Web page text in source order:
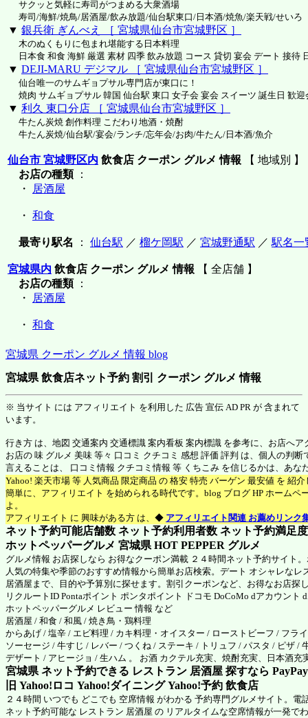
サクッと気軽に寿司がつまめる大衆酒場
寿司/海鮮/焼鳥/居酒屋/飲み放題/仙台駅東口/日本酒/焼魚/楽天戦/せいろ
▼ 銀兵衛 ぎんべえ ［ 宮城県仙台市宮城野区 ］
木のぬくもりに包まれ堪能する日本料理
日本食 和食 海鮮 厳選 素材 四季 飲み放題 コース 貸切 宴会 デート 接待
▼ DEJI-MARU デジマル ［ 宮城県仙台市宮城野区 ］
仙台唯一のサムギョプサル専門店が東口に！
焼肉 サムギョプサル 韓国 仙台駅 東口 女子会 宴会 スイーツ 誕生日 歓迎
▼ 利久 東口分店 ［ 宮城県仙台市宮城野区 ］
牛たん炭焼 創作料理 こだわり地酒・焼酎
牛たん炭焼/仙台駅/宴会/ランチ/忘年会/お肉/牛たん/日本酒/魚介
仙台市 宮城野区内 飲食店 クーポン グルメ 情報 【 地域別 】
お店の種類：
・
居酒屋
・ 和食
最寄り駅名 ： 仙台駅 ／ 榴ケ岡駅 ／ 宮城野通駅 ／ 駅名一
宮城県内 飲食店 クーポン グルメ 情報 【 全店舗 】
お店の種類：
・
居酒屋
・ 和食
宮城県 クーポン グルメ 情報 blog
宮城県 飲食店ネット予約 割引 クーポン グルメ 情報
※ 当サイト には アフィリエイト を利用した 広告 宣伝 AD PR が 含まれて
います。
行き方 は、地図 交通案内 交通標識 案内看板 案内標識 を参考に、お店へア
お店の 味 グルメ 美味 等々 口コミ クチコミ 感想 評価 評判 は、個人の判断
言えることは、 口コミ情報 クチコミ情報 等 くちこみ を信じるかは、あな
Yahoo! 楽天市場 等 人気商品 限定商品 の 格安 特売 バーゲン 最安値 を 紹
簡単に、アフィリエイト を始められる時代です。blog ブログ HP ホームペ
よ。
アフィリエイト に 興味がある方 は、◆ アフィリエイト関連 お薦めリンク
ネット予約可能店舗数 ネット予約利用者数 ネット予約満足
ホットペッパーグルメ 宮城県 HOT PEPPER グルメ
グルメ情報 お店探しなら お得なクーポン満載 ２４時間ネット予約サイト
人気の特集や季節のおすすめ情報から簡単お店検索。デート オシャレなレ
居酒屋まで、目的や予算別に探せます。割引クーポンなど、お得なお店探
リクルートID Pontaポイント ポンタポイント ドコモ DoCoMo dアカウント
ホットペッパーグルメ レビュー 情報 など
居酒屋 / 和食 / 和風 / 焼き鳥・鶏料理
からあげ / 塩辛 / エビ料理 / カキ料理・オイスター / ローストビーフ / フラ
ソーセージ / 牛すじ / レバー / つくね / ステーキ / トリュフ / パスタ / ピザ /
デザート / アヒージョ / 生ハム 。 お酒 カクテル充実、焼酎充実、日本酒充
宮城県 ネット予約できる レストラン 居酒屋 探すなら
旧 Yahoo!ロコ Yahoo!ダイニング Yahoo!予約 飲食店
２４時間 いつでも どこでも 空席情報 がわかる 予約専門グルメサイト。電
ネット予約可能な レストラン 居酒屋 の リアルタイムな空席情報が一発で